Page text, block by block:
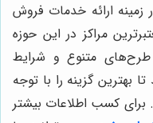
زمینه ارائه خدمات فروش
مراکز در این حوزه
طرح‌های متنوع و شرایط
گزینه را با توجه
برای کسب اطلاعات بیشتر